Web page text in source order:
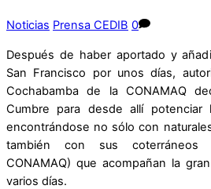
Noticias Prensa CEDIB 0
Después de haber aportado y
San Francisco por unos días,
Cochabamba de la CONAMAQ
Cumbre para desde allí potenciar
encontrándose no sólo con
también con sus coterráneos
CONAMAQ) que acompañan la
varios días.